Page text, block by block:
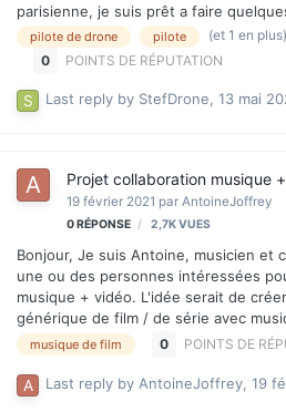
parisienne, je suis prêt a faire quelques bornes.
Last reply by StefDrone, 13 mai
pilote de drone pilote
(et 1 en plus)
0
POINTS DE RÉPUTATION
Projet collaboration musique
19 février 2021 par AntoineJoffrey
0RÉPONSE 2,7KVUES
Bonjour, Je suis Antoine, musicien et compositeur. Je cherche
une ou des personnes intéressées
musique + vidéo. L'idée serait de créer des vidéos du type
générique de film / de série avec
pense notamment aux génériques
Bond ou de séries comme Games of
mais je suis très ouvert sur le style
chaque compo. Je vous laisse jeter une oreille sur qlqs compos
Last reply by AntoineJoffrey, 19
musique de film 0 POINTS DE